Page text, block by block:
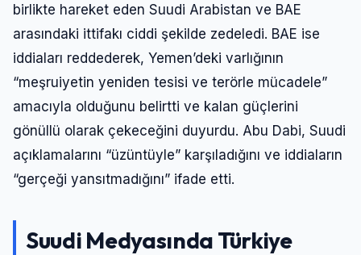
birlikte hareket eden Suudi Arabistan ve BAE
arasındaki ittifakı ciddi şekilde zedeledi. BAE ise
iddiaları reddederek, Yemen’deki varlığının
“meşruiyetin yeniden tesisi ve terörle mücadele”
amacıyla olduğunu belirtti ve kalan güçlerini
gönüllü olarak çekeceğini duyurdu. Abu Dabi, Suudi
açıklamalarını “üzüntüyle” karşıladığını ve iddiaların
“gerçeği yansıtmadığını” ifade etti.
Suudi Medyasında Türkiye